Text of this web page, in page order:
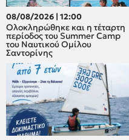
08/08/2026 | 12:00
Oλοκληρώθηκε και η τέταρτη
περίοδος του Summer Camp
του Ναυτικού Ομίλου
Σαντορίνης